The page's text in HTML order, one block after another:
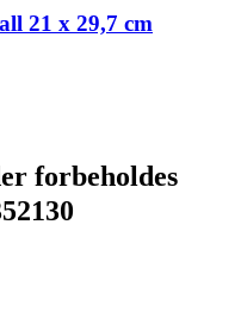
21 x 29,7 cm
forbeholdes